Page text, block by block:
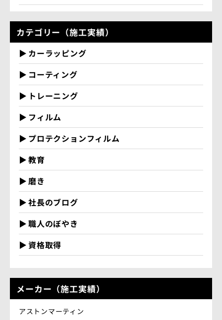
カテゴリー（施工実績）
カーラッピング
コーティング
トレーニング
フィルム
プロテクションフィルム
教育
磨き
社長のブログ
職人のぼやき
資格取得
メーカー（施工実績）
アストンマーティン